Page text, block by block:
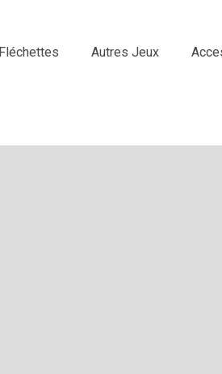
Fléchettes Autres Jeux